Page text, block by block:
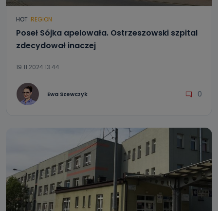
HOT REGION
Poseł Sójka apelowała. Ostrzeszowski szpital
zdecydował inaczej
19.11.2024 13:44
Ewa Szewczyk 0